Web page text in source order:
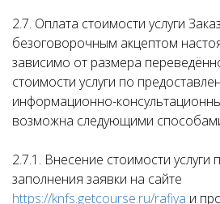
2.7. Оплата стоимости услуги
безоговорочным акцептом
зависимо от размера
стоимости услуги по
информационно-
возможна следующими
2.7.1. Внесение стоимости услуги
заполнения заявки на сайте
https://knfs.getcourse.ru/rafiya и